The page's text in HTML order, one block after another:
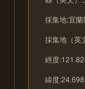
採集地:宜
採集地（英
經度
緯度